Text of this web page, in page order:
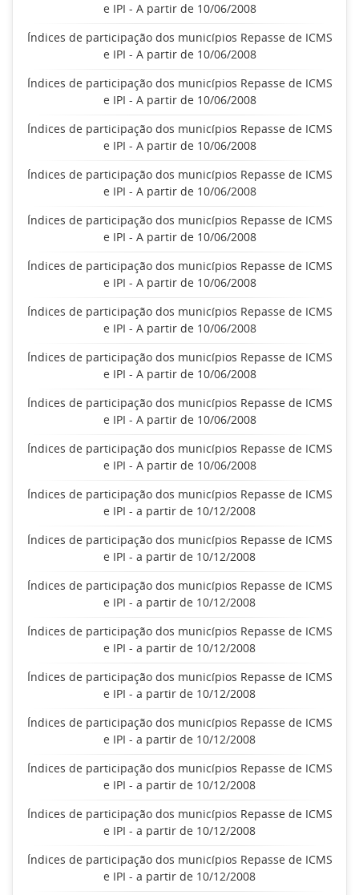
e IPI - A partir de 10/06/2008
Índices de participação dos municípios Repasse de ICMS
e IPI - A partir de 10/06/2008
Índices de participação dos municípios Repasse de ICMS
e IPI - A partir de 10/06/2008
Índices de participação dos municípios Repasse de ICMS
e IPI - A partir de 10/06/2008
Índices de participação dos municípios Repasse de ICMS
e IPI - A partir de 10/06/2008
Índices de participação dos municípios Repasse de ICMS
e IPI - A partir de 10/06/2008
Índices de participação dos municípios Repasse de ICMS
e IPI - A partir de 10/06/2008
Índices de participação dos municípios Repasse de ICMS
e IPI - A partir de 10/06/2008
Índices de participação dos municípios Repasse de ICMS
e IPI - A partir de 10/06/2008
Índices de participação dos municípios Repasse de ICMS
e IPI - A partir de 10/06/2008
Índices de participação dos municípios Repasse de ICMS
e IPI - A partir de 10/06/2008
Índices de participação dos municípios Repasse de ICMS
e IPI - a partir de 10/12/2008
Índices de participação dos municípios Repasse de ICMS
e IPI - a partir de 10/12/2008
Índices de participação dos municípios Repasse de ICMS
e IPI - a partir de 10/12/2008
Índices de participação dos municípios Repasse de ICMS
e IPI - a partir de 10/12/2008
Índices de participação dos municípios Repasse de ICMS
e IPI - a partir de 10/12/2008
Índices de participação dos municípios Repasse de ICMS
e IPI - a partir de 10/12/2008
Índices de participação dos municípios Repasse de ICMS
e IPI - a partir de 10/12/2008
Índices de participação dos municípios Repasse de ICMS
e IPI - a partir de 10/12/2008
Índices de participação dos municípios Repasse de ICMS
e IPI - a partir de 10/12/2008